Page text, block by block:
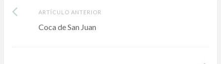
Post
navigation
ARTÍCULO ANTERIOR
Coca de San Juan